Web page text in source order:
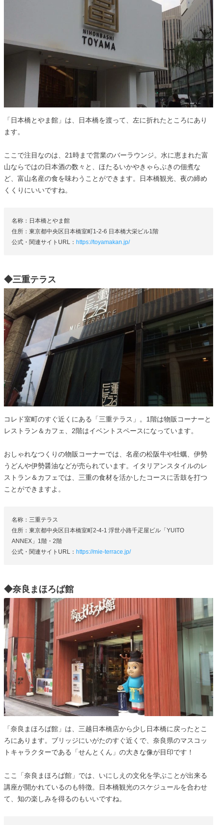
「日本橋とやま館」は、日本橋を渡って、左に折れたところにあり
ます。
ここで注目なのは、21時まで営業のバーラウンジ。水に恵まれた富
山ならではの日本酒の数々と、ほたるいかやきゃらぶきの佃煮な
ど、富山名産の食を味わうことができます。日本橋観光、夜の締め
くくりにいいですね。
名称：日本橋とやま館
住所：東京都中央区日本橋室町1-2-6 日本橋大栄ビル1階
公式・関連サイトURL： https://toyamakan.jp/
◆三重テラス
コレド室町のすぐ近くにある「三重テラス」。1階は物販コーナーと
レストラン＆カフェ、2階はイベントスペースになっています。
おしゃれなつくりの物販コーナーでは、名産の松阪牛や牡蠣、伊勢
うどんや伊勢醤油などが売られています。イタリアンスタイルのレ
ストラン＆カフェでは、三重の食材を活かしたコースに舌鼓を打つ
ことができますよ。
名称：三重テラス
住所：東京都中央区日本橋室町2-4-1 浮世小路千疋屋ビル「YUITO
ANNEX」1階・2階
公式・関連サイトURL： https://mie-terrace.jp/
◆奈良まほろば館
「奈良まほろば館」は、三越日本橋店から少し日本橋に戻ったとこ
ろにあります。ブリッジにいがたのすぐ近くで、奈良県のマスコッ
トキャラクターである「せんとくん」の大きな像が目印です！
ここ「奈良まほろば館」では、いにしえの文化を学ぶことが出来る
講座が開かれているのも特徴。日本橋観光のスケジュールを合わせ
て、知の楽しみを得るのもいいですね。